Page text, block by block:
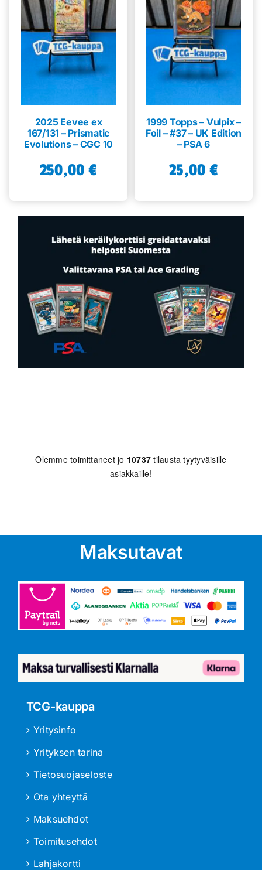
2025 Eevee ex
167/131 – Prismatic
Evolutions – CGC 10
250,00 €
1999 Topps – Vulpix –
Foil – #37 – UK Edition
– PSA 6
25,00 €
Olemme toimittaneet jo 10737 tilausta tyytyväisille
asiakkaille!
Maksutavat
TCG-kauppa
Yritysinfo
Yrityksen tarina
Tietosuojaseloste
Ota yhteyttä
Maksuehdot
Toimitusehdot
Lahjakortti